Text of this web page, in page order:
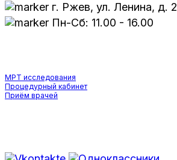
г. Ржев, ул. Ленина, д. 2
Пн-Сб: 11.00 - 16.00
МРТ исследования
Процедурный кабинет
Приём врачей